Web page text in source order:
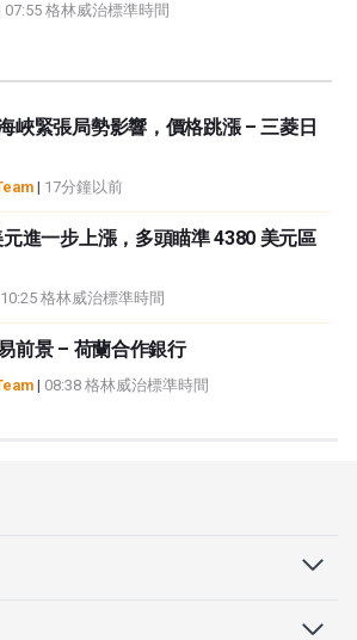
07:55 格林威治標準時間
峽緊張局勢影響，價格跳漲 – 三菱日
| 17分鐘以前
進一步上漲，多頭瞄準 4380 美元區
10:25 格林威治標準時間
前景 – 荷蘭合作銀行
| 08:38 格林威治標準時間